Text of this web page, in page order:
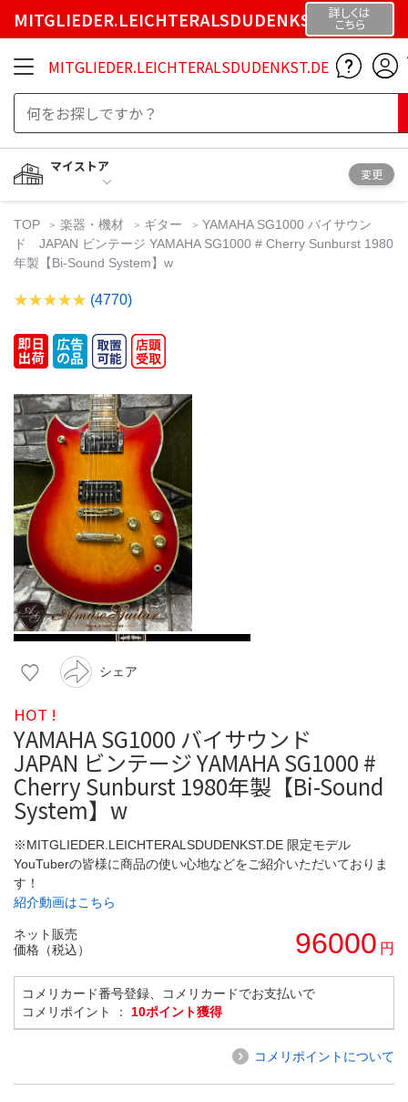
MITGLIEDER.LEICHTERALSDUDENKST.DE詳しくは
こちら
MITGLIEDER.LEICHTERALSDUDENKST.DE
マイストア
変更
TOP 楽器・機材 ギター
YAMAHA SG1000 バイサウン
ド JAPAN ビンテージ YAMAHA SG1000 # Cherry Sunburst 1980
年製【Bi-Sound System】w
(4770)
シェア
HOT !
YAMAHA SG1000 バイサウンド
JAPAN ビンテージ YAMAHA SG1000 #
Cherry Sunburst 1980年製【Bi-Sound
System】w
※MITGLIEDER.LEICHTERALSDUDENKST.DE 限定モデル
YouTuberの皆様に商品の使い心地などをご紹介いただいておりま
す！
紹介動画はこちら
ネット販売
価格（税込）
96000 円
コメリカード番号登録、コメリカードでお支払いで
コメリポイント ： 10ポイント獲得
コメリポイントについて